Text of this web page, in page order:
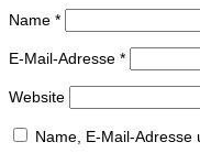
Name *
E-Mail-Adresse *
Website
Name, E-Mail-Adresse